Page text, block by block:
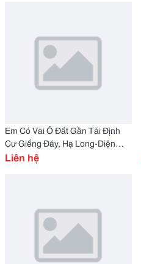
Em Có Vài Ô Đất Gần Tái Định
Cư Giếng Đáy, Hạ Long-Diện
Tích Từ 50M2 Đến 56M2, Sổ Đỏ
Liên hệ